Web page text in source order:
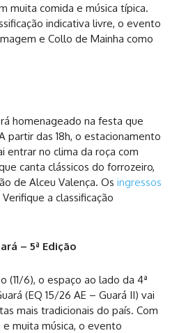
muita comida e música típica.
indicativa livre, o evento
e Collo de Mainha como
homenageado na festa que
partir das 18h, o estacionamento
entrar no clima da roça com
canta clássicos do forrozeiro,
de Alceu Valença. Os ingressos
Verifique a classificação
– 5ª Edição
6), o espaço ao lado da 4ª
(EQ 15/26 AE – Guará II) vai
mais tradicionais do país. Com
muita música, o evento